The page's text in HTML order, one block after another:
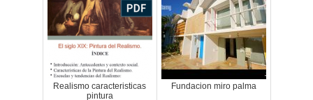
Realismo caracteristicas
pintura
Fundacion miro palma